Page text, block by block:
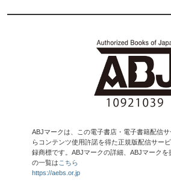
ABJマークは、この電子書店・電子書籍配信
らコンテンツ使用許諾を得た正規版配信サー
録商標です。ABJマークの詳細、ABJマークを
の一覧は こちら
https://aebs.or.jp